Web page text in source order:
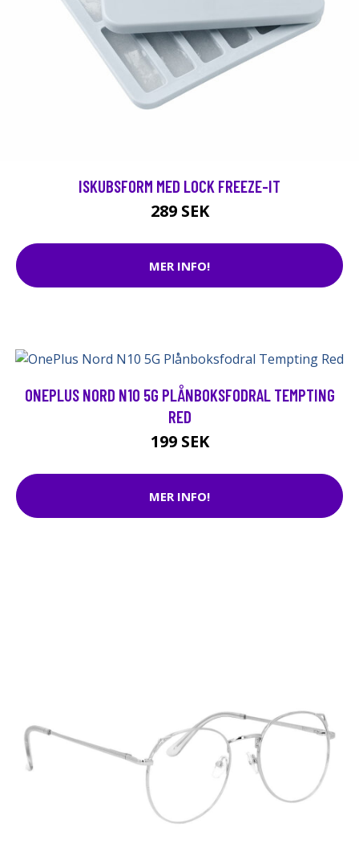
ISKUBSFORM MED LOCK FREEZE-IT
289 SEK
MER INFO!
ONEPLUS NORD N10 5G PLÅNBOKSFODRAL TEMPTING
RED
199 SEK
MER INFO!